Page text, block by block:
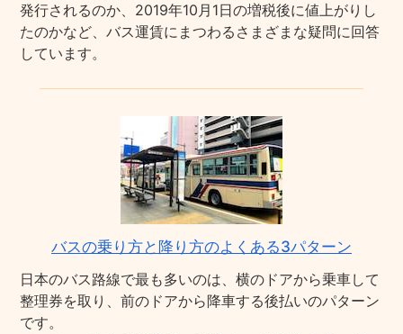
発行されるのか、2019年10月1日の増税後に値上がりし
たのかなど、バス運賃にまつわるさまざまな疑問に回答
しています。
バスの乗り方と降り方のよくある3パターン
日本のバス路線で最も多いのは、横のドアから乗車して
整理券を取り、前のドアから降車する後払いのパターン
です。